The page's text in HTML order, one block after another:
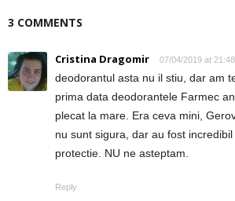
3 COMMENTS
Cristina Dragomir 07/04/2019 at 21:48
deodorantul asta nu il stiu, dar am
prima data deodorantele Farmec
plecat la mare. Era ceva mini,
nu sunt sigura, dar au fost
protectie. NU ne asteptam.
Reply